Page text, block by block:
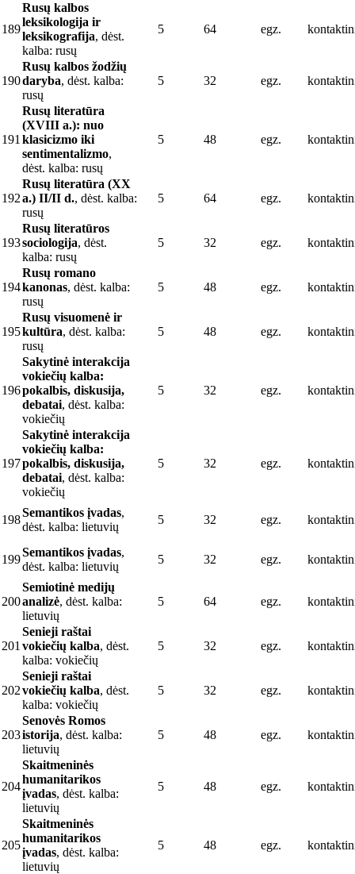
189
Rusų kalbos
leksikologija ir
leksikografija, dėst.
kalba: rusų
5 64 egz.
190
Rusų kalbos žodžių
daryba, dėst. kalba:
rusų
5 32 egz.
191
Rusų literatūra
(XVIII a.): nuo
klasicizmo iki
sentimentalizmo,
dėst. kalba: rusų
5 48 egz.
192
Rusų literatūra (XX
a.) II/II d., dėst. kalba:
rusų
5 64 egz.
193
Rusų literatūros
sociologija, dėst.
kalba: rusų
5 32 egz.
194
Rusų romano
kanonas, dėst. kalba:
rusų
5 48 egz.
195
Rusų visuomenė ir
kultūra, dėst. kalba:
rusų
5 48 egz.
196
Sakytinė interakcija
vokiečių kalba:
pokalbis, diskusija,
debatai, dėst. kalba:
vokiečių
5 32 egz.
197
Sakytinė interakcija
vokiečių kalba:
pokalbis, diskusija,
debatai, dėst. kalba:
vokiečių
5 32 egz.
198
Semantikos įvadas,
dėst. kalba: lietuvių
5 32 egz.
199
Semantikos įvadas,
dėst. kalba: lietuvių
5 32 egz.
200
Semiotinė medijų
analizė, dėst. kalba:
lietuvių
5 64 egz.
201
Senieji raštai
vokiečių kalba, dėst.
kalba: vokiečių
5 32 egz.
202
Senieji raštai
vokiečių kalba, dėst.
kalba: vokiečių
5 32 egz.
203
Senovės Romos
istorija, dėst. kalba:
lietuvių
5 48 egz.
204
Skaitmeninės
humanitarikos
įvadas, dėst. kalba:
lietuvių
5 48 egz.
205
Skaitmeninės
humanitarikos
įvadas, dėst. kalba:
lietuvių
5 48 egz.